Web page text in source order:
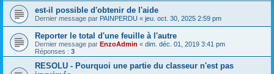
est-il possible d'obtenir de l'aide
Dernier message par PAINPERDU « jeu. oct. 30, 2025 2:59 pm
Reporter le total d'une feuille à l'autre
Dernier message par EnzoAdmin « dim. déc. 01, 2019 3:41 pm
Réponses : 3
RESOLU - Pourquoi une partie du classeur n'est pas